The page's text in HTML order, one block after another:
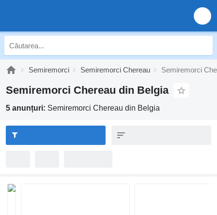
Semiremorci Semiremorci Chereau Semiremorci
Semiremorci Chereau din Belgia
5 anunțuri: Semiremorci Chereau din Belgia